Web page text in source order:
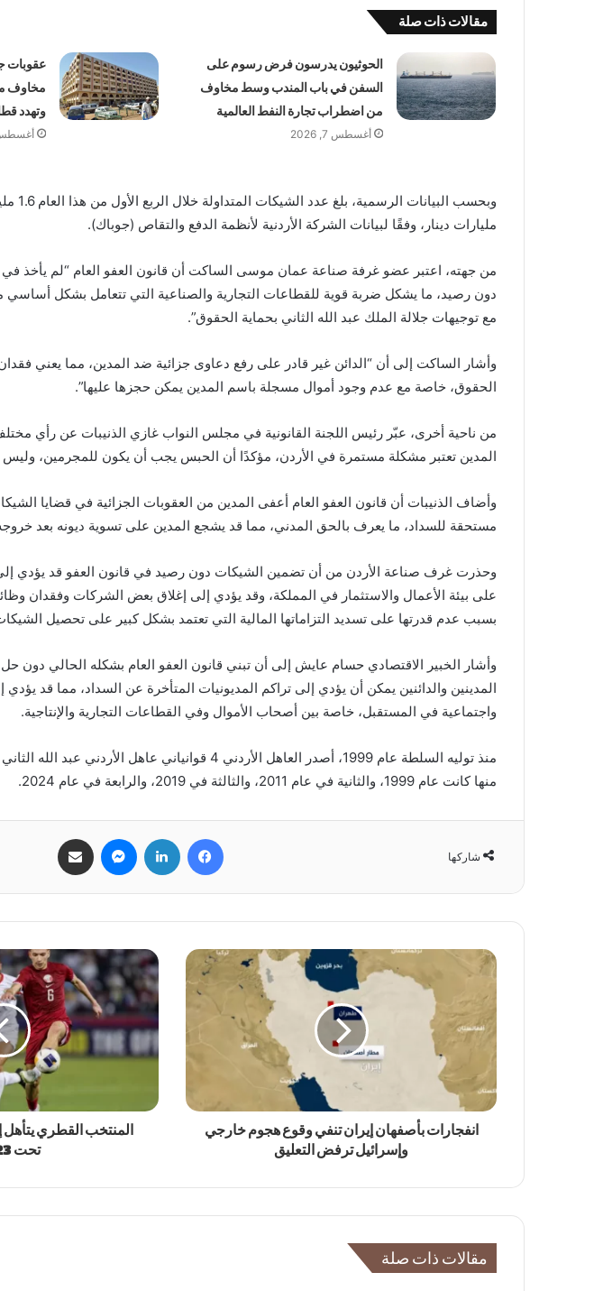
مقالات ذات صلة
الحوثيون يدرسون فرض رسوم على
السفن في باب المندب وسط مخاوف
من اضطراب تجارة النفط العالمية
أغسطس 7, 2026
عقوبات
مخاوف
وتهدد
أغسطس 6,
مليارات دينار، وفقًا لبيانات الشركة الأردنية لأنظمة الدفع والتقاص (جوباك).
من جهته، اعتبر عضو غرفة صناعة عمان موسى الساكت أن قانون العفو العام “لم يأخذ في
دون رصيد، ما يشكل ضربة قوية للقطاعات التجارية والصناعية التي تتعامل بشكل أساسي
مع توجيهات جلالة الملك عبد الله الثاني بحماية الحقوق”.
وأشار الساكت إلى أن “الدائن غير قادر على رفع دعاوى جزائية ضد المدين، مما يعني
الحقوق، خاصة مع عدم وجود أموال مسجلة باسم المدين يمكن حجزها عليها”.
من ناحية أخرى، عبّر رئيس اللجنة القانونية في مجلس النواب غازي الذنيبات عن رأي
المدين تعتبر مشكلة مستمرة في الأردن، مؤكدًا أن الحبس يجب أن يكون للمجرمين، وليس
وأضاف الذنيبات أن قانون العفو العام أعفى المدين من العقوبات الجزائية في قضايا
مستحقة للسداد، ما يعرف بالحق المدني، مما قد يشجع المدين على تسوية ديونه بعد
وحذرت غرف صناعة الأردن من أن تضمين الشيكات دون رصيد في قانون العفو قد يؤدي
على بيئة الأعمال والاستثمار في المملكة، وقد يؤدي إلى إغلاق بعض الشركات وفقدان
بسبب عدم قدرتها على تسديد التزاماتها المالية التي تعتمد بشكل كبير على تحصيل
وأشار الخبير الاقتصادي حسام عايش إلى أن تبني قانون العفو العام بشكله الحالي دون
المدينين والدائنين يمكن أن يؤدي إلى تراكم المديونيات المتأخرة عن السداد، مما قد
واجتماعية في المستقبل، خاصة بين أصحاب الأموال وفي القطاعات التجارية والإنتاجية.
منذ توليه السلطة عام 1999، أصدر العاهل الأردني 4 قوانياني عاهل
منها كانت عام 1999، والثانية في عام 2011، والثالثة في 2019، والرابعة في عام 2024.
شاركها
فيسبوك لينكدإن ماسنجر
انفجارات بأصفهان إيران تنفي وقوع هجوم خارجي
وإسرائيل ترفض التعليق
المنتخب القطري يتأهل
تحت 23 عاما
مقالات ذات صلة